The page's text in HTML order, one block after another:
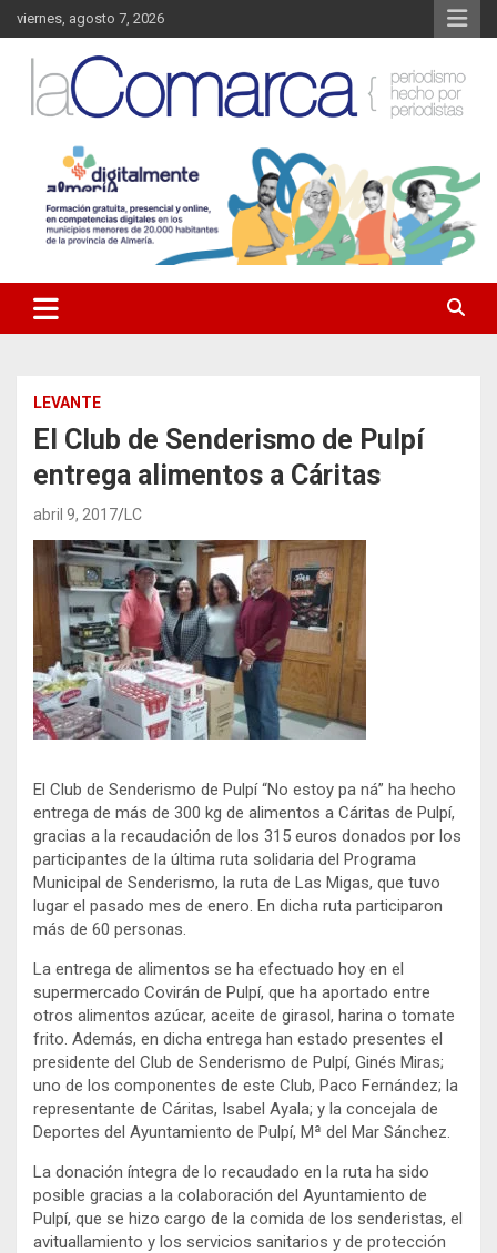
Saltar
al
contenido
viernes, agosto 7, 2026
La Comarca – Noticias del
Almanzora
Almanzora y sus localidades.
LEVANTE
El Club de Senderismo de Pulpí
entrega alimentos a Cáritas
abril 9, 2017 LC
El Club de Senderismo de Pulpí “No estoy pa ná” ha hecho
entrega de más de 300 kg de alimentos a Cáritas de Pulpí,
gracias a la recaudación de los 315 euros donados por los
participantes de la última ruta solidaria del Programa
Municipal de Senderismo, la ruta de Las Migas, que tuvo
lugar el pasado mes de enero. En dicha ruta participaron
más de 60 personas.
La entrega de alimentos se ha efectuado hoy en el
supermercado Covirán de Pulpí, que ha aportado entre
otros alimentos azúcar, aceite de girasol, harina o tomate
frito. Además, en dicha entrega han estado presentes el
presidente del Club de Senderismo de Pulpí, Ginés Miras;
uno de los componentes de este Club, Paco Fernández; la
representante de Cáritas, Isabel Ayala; y la concejala de
Deportes del Ayuntamiento de Pulpí, Mª del Mar Sánchez.
La donación íntegra de lo recaudado en la ruta ha sido
posible gracias a la colaboración del Ayuntamiento de
Pulpí, que se hizo cargo de la comida de los senderistas, el
avituallamiento y los servicios sanitarios y de protección